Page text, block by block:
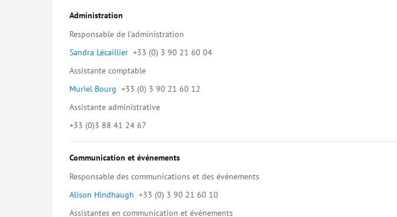
Administration
Responsable de l'administration
Sandra Lécaillier +33 (0) 3 90 21 60 04
Assistante comptable
Muriel Bourg +33 (0) 3 90 21 60 12
Assistante administrative
+33 (0)3 88 41 24 67
Communication et événements
Responsable des communications et des événements
Alison Hindhaugh +33 (0) 3 90 21 60 10
Assistantes en communication et événements